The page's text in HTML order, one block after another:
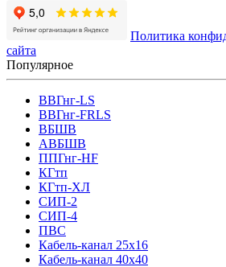
Политика
сайта
Популярное
ВВГнг-LS
ВВГнг-FRLS
ВБШВ
АВБШВ
ППГнг-HF
КГтп
КГтп-ХЛ
СИП-2
СИП-4
ПВС
Кабель-канал 25х16
Кабель-канал 40х40